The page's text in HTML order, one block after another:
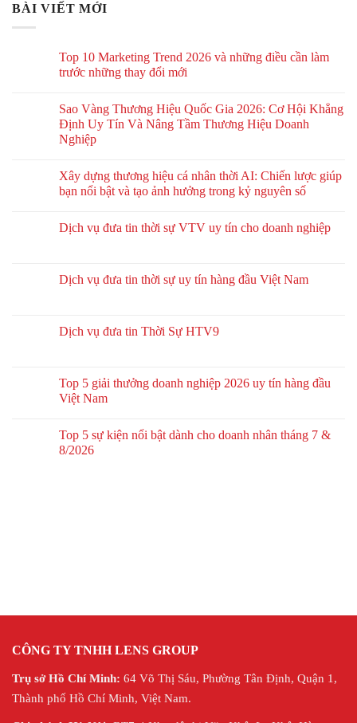
BÀI VIẾT MỚI
Top 10 Marketing Trend 2026 và những điều cần làm
trước những thay đổi mới
Sao Vàng Thương Hiệu Quốc Gia 2026: Cơ Hội Khẳng
Định Uy Tín Và Nâng Tầm Thương Hiệu Doanh
Nghiệp
Xây dựng thương hiệu cá nhân thời AI: Chiến lược giúp
bạn nổi bật và tạo ảnh hưởng trong kỷ nguyên số
Dịch vụ đưa tin thời sự VTV uy tín cho doanh nghiệp
Dịch vụ đưa tin thời sự uy tín hàng đầu Việt Nam
Dịch vụ đưa tin Thời Sự HTV9
Top 5 giải thưởng doanh nghiệp 2026 uy tín hàng đầu
Việt Nam
Top 5 sự kiện nổi bật dành cho doanh nhân tháng 7 &
8/2026
CÔNG TY TNHH LENS GROUP
Trụ sở Hồ Chí Minh: 64 Võ Thị Sáu, Phường Tân Định, Quận 1,
Thành phố Hồ Chí Minh, Việt Nam.